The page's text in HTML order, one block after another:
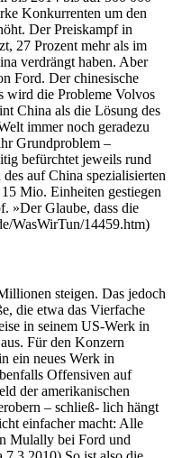
Konkurrenten um den
Der Preiskampf in
27 Prozent mehr als im
verdrängt haben. Aber
Ford. Der chinesische
wird die Probleme Volvos
China als die Lösung des
immer noch geradezu
Grundproblem –
befürchtet jeweils rund
auf China spezialisierten
Mio. Einheiten gestiegen
»Der Glaube, dass die
WasWirTun/14459.htm)
steigen. Das jedoch
die etwa das Vierfache
in seinem US-Werk in
Für den Konzern
ein neues Werk in
Offensiven auf
der amerikanischen
– schließ- lich hängt
einfacher macht: Alle
Mulally bei Ford und